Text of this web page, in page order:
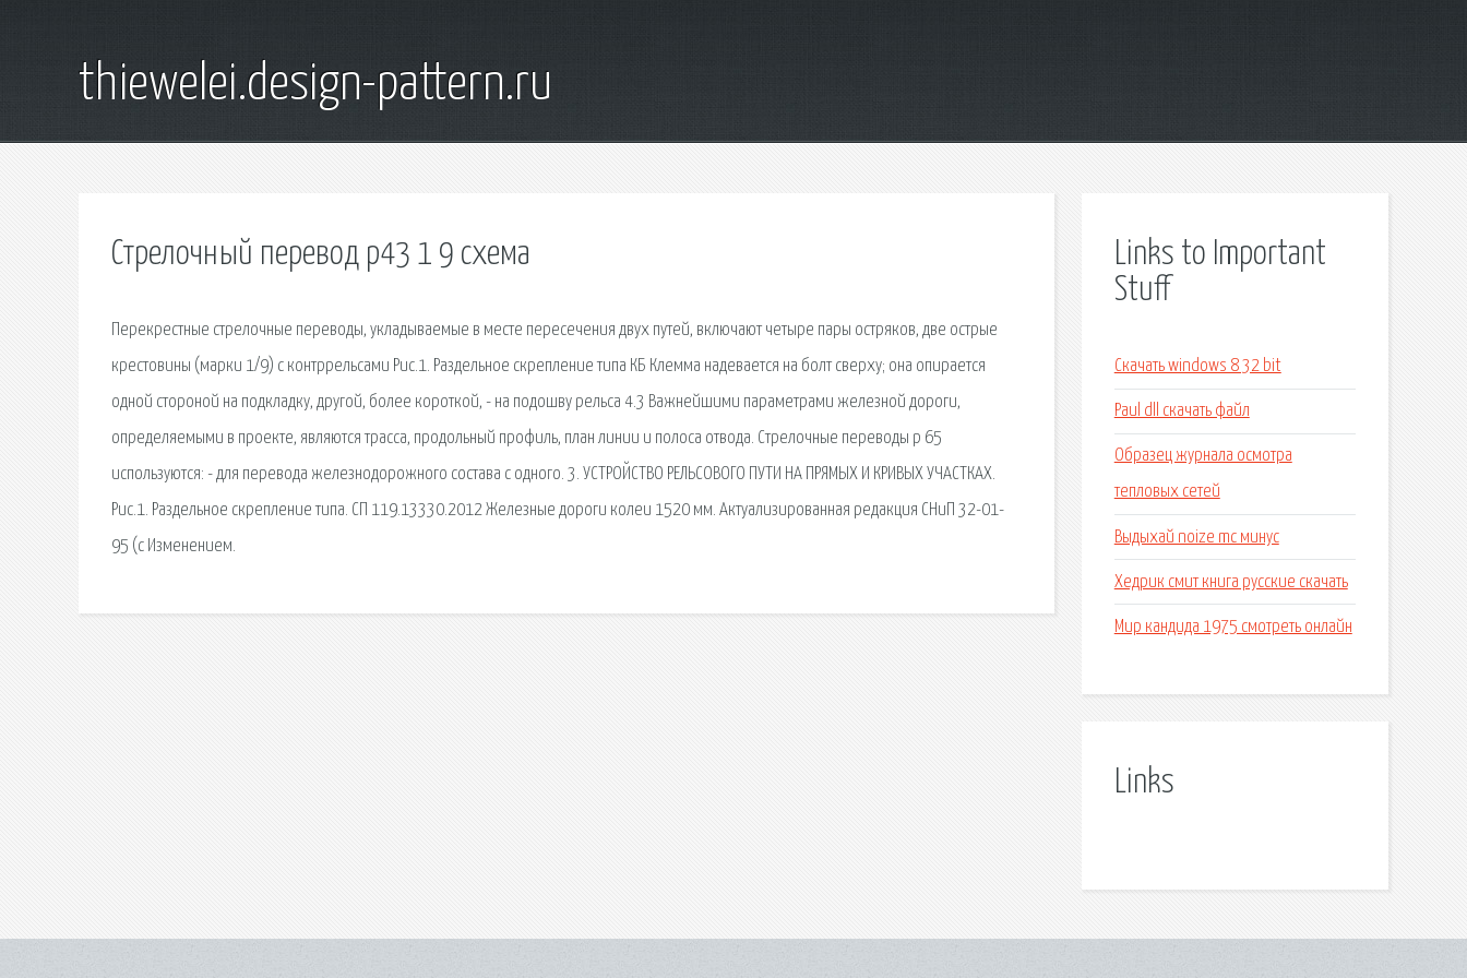
thiewelei.design-pattern.ru
Стрелочный перевод р43 1 9 схема
Перекрестные стрелочные переводы, укладываемые в месте пересечения двух путей, включают четыре пары остряков, две острые
крестовины (марки 1/9) с контррельсами Рис.1. Раздельное скрепление типа КБ Клемма надевается на болт сверху; она опирается
одной стороной на подкладку, другой, более короткой, - на подошву рельса 4.3 Важнейшими параметрами железной дороги,
определяемыми в проекте, являются трасса, продольный профиль, план линии и полоса отвода. Стрелочные переводы р 65
используются: - для перевода железнодорожного состава с одного. 3. УСТРОЙСТВО РЕЛЬСОВОГО ПУТИ НА ПРЯМЫХ И КРИВЫХ УЧАСТКАХ.
Рис.1. Раздельное скрепление типа. СП 119.13330.2012 Железные дороги колеи 1520 мм. Актуализированная редакция СНиП 32-01-
95 (с Изменением.
Links to Important
Stuff
Скачать windows 8 32 bit
Paul dll скачать файл
Образец журнала осмотра
тепловых сетей
Выдыхай noize mc минус
Хедрик смит книга русские скачать
Мир кандида 1975 смотреть онлайн
Links